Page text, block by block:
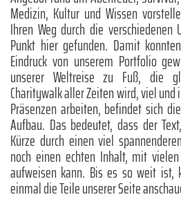
Medizin, Kultur und Wissen
Ihren Weg durch die
Punkt hier gefunden. Damit
Eindruck von unserem Portfolio
unserer Weltreise zu Fuß, die
Charitywalk aller Zeiten wird, viel
Präsenzen arbeiten, befindet sich
Aufbau. Das bedeutet, dass der
Kürze durch einen viel
noch einen echten Inhalt, mit
aufweisen kann. Bis es so weit ist,
einmal die Teile unserer Seite